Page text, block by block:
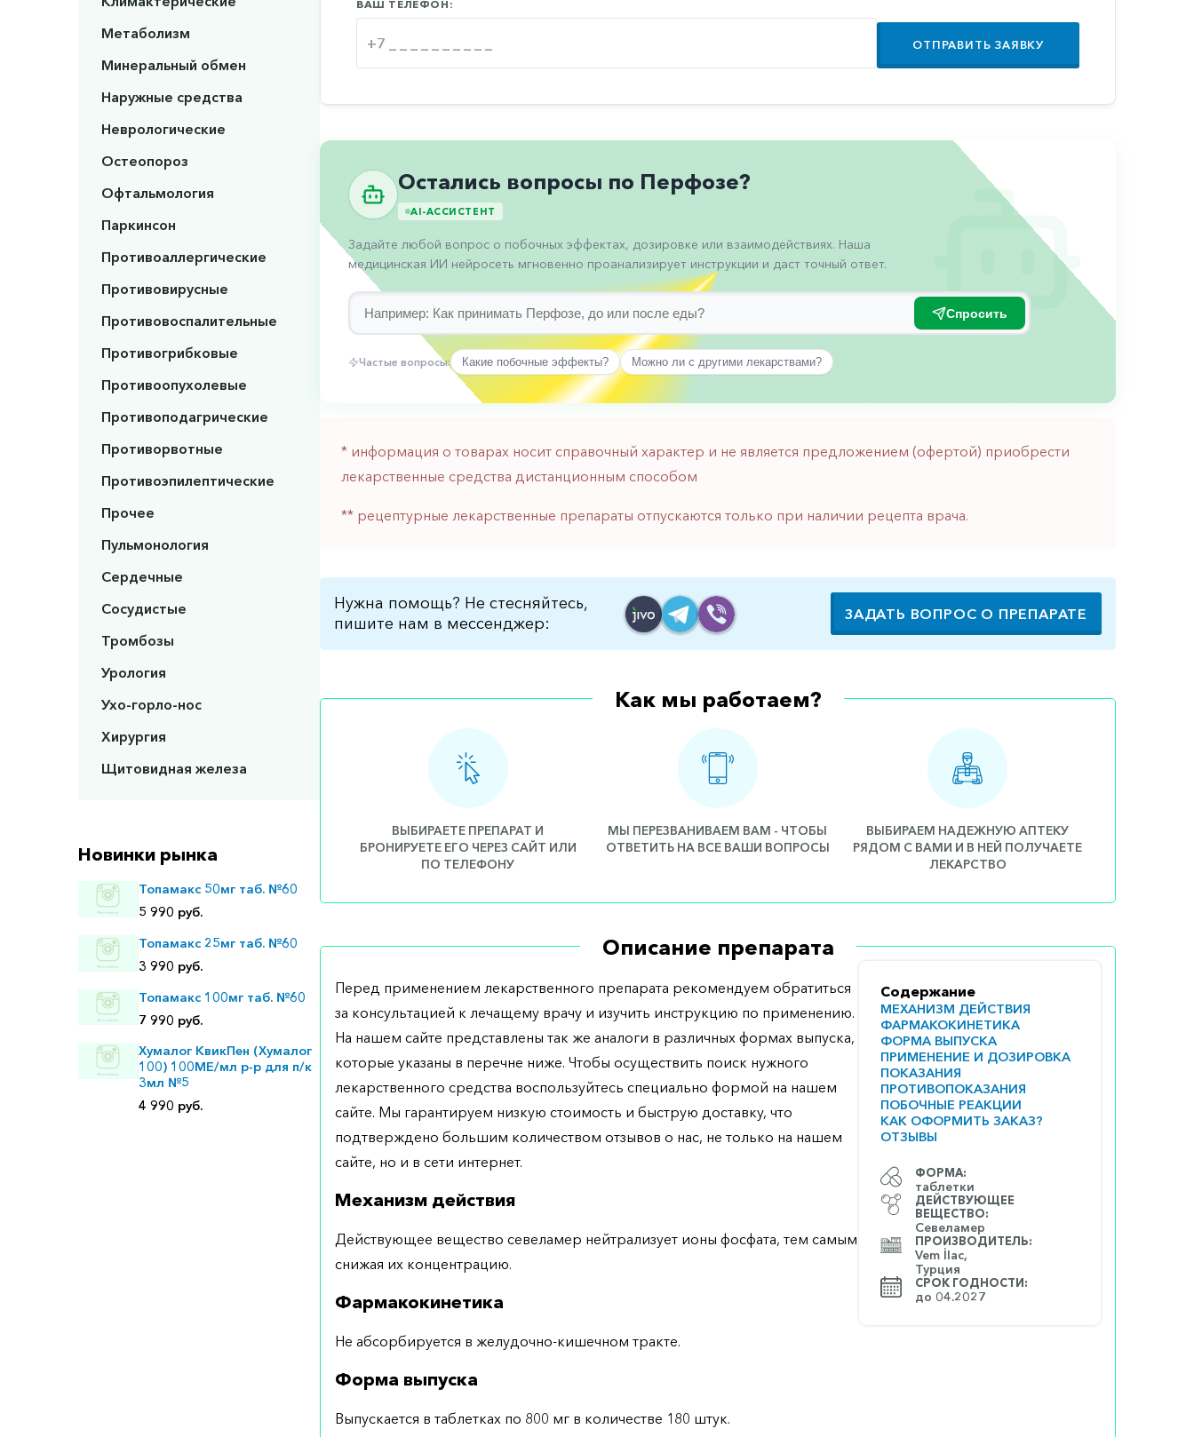
Метаболизм
Минеральный обмен
Наружные средства
Неврологические
Остеопороз
Офтальмология
Паркинсон
Противоаллергические
Противовирусные
Противовоспалительные
Противогрибковые
Противоопухолевые
Противоподагрические
Противорвотные
Противоэпилептические
Прочее
Пульмонология
Сердечные
Сосудистые
Тромбозы
Урология
Ухо-горло-нос
Хирургия
Щитовидная железа
Новинки рынка
Топамакс 50мг таб. №60
5 990 руб.
Топамакс 25мг таб. №60
3 990 руб.
Топамакс 100мг таб. №60
7 990 руб.
Хумалог КвикПен (Хумалог
100) 100МЕ/мл р-р для п/к
3мл №5
4 990 руб.
ВАШ ТЕЛЕФОН:
ОТПРАВИТЬ ЗАЯВКУ
Остались вопросы по Перфозе?
AI-АССИСТЕНТ
Задайте любой вопрос о побочных эффектах, дозировке или взаимодействиях. Наша
медицинская ИИ нейросеть мгновенно проанализирует инструкции и даст точный ответ.
Спросить
Частые вопросы: Какие побочные эффекты? Можно ли с другими лекарствами?
* информация о товарах носит справочный характер и не является предложением (офертой) приобрести
лекарственные средства дистанционным способом
** рецептурные лекарственные препараты отпускаются только при наличии рецепта врача.
Нужна помощь? Не стесняйтесь,
пишите нам в мессенджер:
ЗАДАТЬ ВОПРОС О ПРЕПАРАТЕ
Как мы работаем?
ВЫБИРАЕТЕ ПРЕПАРАТ И
БРОНИРУЕТЕ ЕГО ЧЕРЕЗ САЙТ ИЛИ
ПО ТЕЛЕФОНУ
МЫ ПЕРЕЗВАНИВАЕМ ВАМ - ЧТОБЫ
ОТВЕТИТЬ НА ВСЕ ВАШИ ВОПРОСЫ
ВЫБИРАЕМ НАДЕЖНУЮ АПТЕКУ
РЯДОМ С ВАМИ И В НЕЙ ПОЛУЧАЕТЕ
ЛЕКАРСТВО
Описание препарата
Содержание
МЕХАНИЗМ ДЕЙСТВИЯ
ФАРМАКОКИНЕТИКА
ФОРМА ВЫПУСКА
ПРИМЕНЕНИЕ И ДОЗИРОВКА
ПОКАЗАНИЯ
ПРОТИВОПОКАЗАНИЯ
ПОБОЧНЫЕ РЕАКЦИИ
КАК ОФОРМИТЬ ЗАКАЗ?
ОТЗЫВЫ
ФОРМА:
таблетки
ДЕЙСТВУЮЩЕЕ
ВЕЩЕСТВО:
Севеламер
ПРОИЗВОДИТЕЛЬ:
Vem İlac,
Турция
СРОК ГОДНОСТИ:
до 04.2027
Перед применением лекарственного препарата рекомендуем обратиться
за консультацией к лечащему врачу и изучить инструкцию по применению.
На нашем сайте представлены так же аналоги в различных формах выпуска,
которые указаны в перечне ниже. Чтобы осуществить поиск нужного
лекарственного средства воспользуйтесь специально формой на нашем
сайте. Мы гарантируем низкую стоимость и быструю доставку, что
подтверждено большим количеством отзывов о нас, не только на нашем
сайте, но и в сети интернет.
Механизм действия
Действующее вещество севеламер нейтрализует ионы фосфата, тем самым
снижая их концентрацию.
Фармакокинетика
Не абсорбируется в желудочно-кишечном тракте.
Форма выпуска
Выпускается в таблетках по 800 мг в количестве 180 штук.